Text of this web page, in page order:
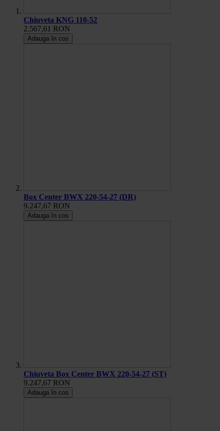
Chiuveta KNG 110-52
2.567,61 RON
Adauga în cos
Box Center BWX 220-54-27 (DR)
9.247,67 RON
Adauga în cos
Chiuveta Box Center BWX 220-54-27 (ST)
9.247,67 RON
Adauga în cos